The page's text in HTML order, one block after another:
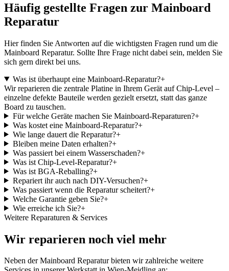
Häufig gestellte Fragen zur Mainboard
Reparatur
Hier finden Sie Antworten auf die wichtigsten Fragen rund um die
Mainboard Reparatur. Sollte Ihre Frage nicht dabei sein, melden Sie
sich gern direkt bei uns.
Was ist überhaupt eine Mainboard-Reparatur?+
Wir reparieren die zentrale Platine in Ihrem Gerät auf Chip-Level –
einzelne defekte Bauteile werden gezielt ersetzt, statt das ganze
Board zu tauschen.
Für welche Geräte machen Sie Mainboard-Reparaturen?+
Was kostet eine Mainboard-Reparatur?+
Wie lange dauert die Reparatur?+
Bleiben meine Daten erhalten?+
Was passiert bei einem Wasserschaden?+
Was ist Chip-Level-Reparatur?+
Was ist BGA-Reballing?+
Repariert ihr auch nach DIY-Versuchen?+
Was passiert wenn die Reparatur scheitert?+
Welche Garantie geben Sie?+
Wie erreiche ich Sie?+
Weitere Reparaturen & Services
Wir reparieren noch viel mehr
Neben der Mainboard Reparatur bieten wir zahlreiche weitere